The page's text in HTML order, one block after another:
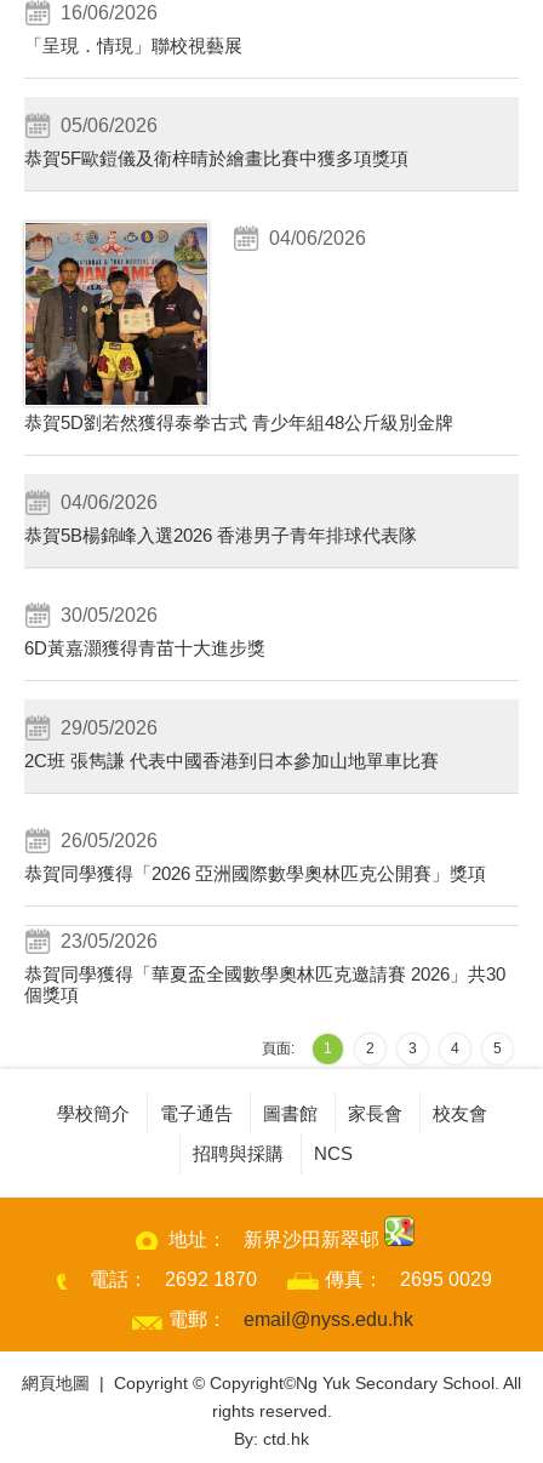
16/06/2026
「呈現．情現」聯校視藝展
05/06/2026
恭賀5F歐鎧儀及衛梓晴於繪畫比賽中獲多項獎項
04/06/2026
恭賀5D劉若然獲得泰拳古式 青少年組48公斤級別金牌
04/06/2026
恭賀5B楊錦峰入選2026 香港男子青年排球代表隊
30/05/2026
6D黃嘉灝獲得青苗十大進步獎
29/05/2026
2C班 張雋謙 代表中國香港到日本參加山地單車比賽
26/05/2026
恭賀同學獲得「2026 亞洲國際數學奧林匹克公開賽」獎項
23/05/2026
恭賀同學獲得「華夏盃全國數學奧林匹克邀請賽 2026」共30
個獎項
頁面: 1 2 3 4 5
學校簡介 電子通告 圖書館 家長會
校友會
招聘與採購
NCS
地址：
新界沙田新翠邨
電話：
2692 1870 傳真：
2695 0029
電郵：
email@nyss.edu.hk
網頁地圖
| Copyright © Copyright©Ng Yuk Secondary School. All
rights reserved.
By: ctd.hk